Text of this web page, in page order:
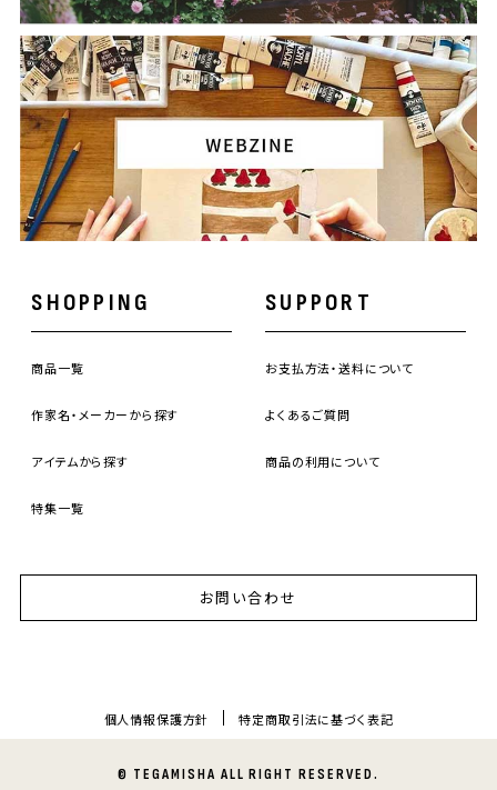
SHOPPING
商品一覧
作家名・メーカーから探す
アイテムから探す
特集一覧
SUPPORT
お支払方法・送料について
よくあるご質問
商品の利用について
お問い合わせ
個人情報保護方針 特定商取引法に基づく表記
© TEGAMISHA ALL RIGHT RESERVED.